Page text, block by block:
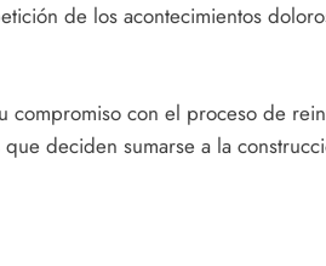
de los acontecimientos
compromiso con el proceso de
deciden sumarse a la